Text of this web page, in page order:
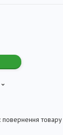
повернення